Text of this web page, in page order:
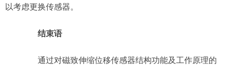
以考虑更换传感器。
结束语
通过对磁致伸缩位移传感器结构功能及工作原理的